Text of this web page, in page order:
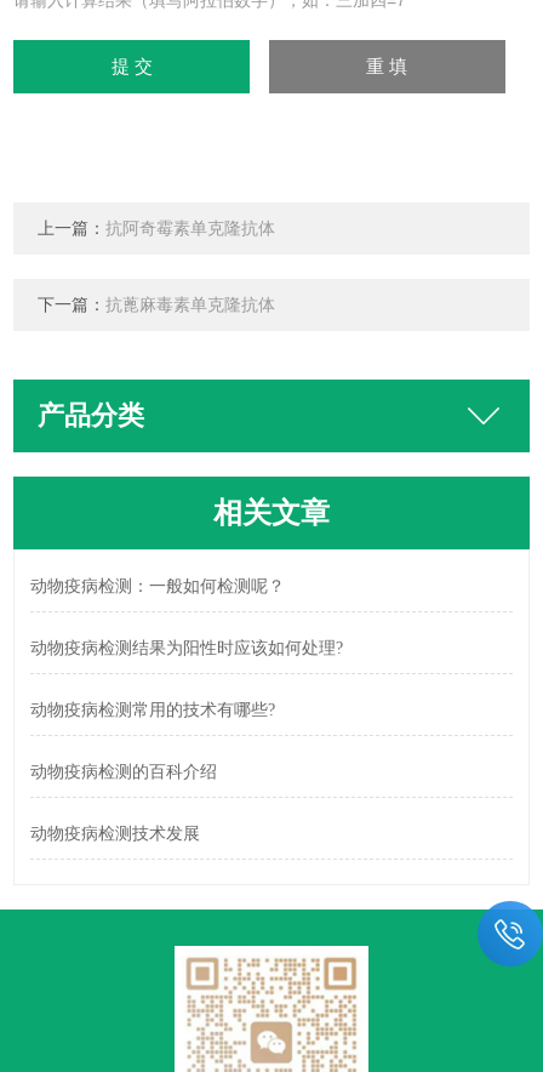
上一篇：抗阿奇霉素单克隆抗体
下一篇：抗蓖麻毒素单克隆抗体
产品分类
相关文章
动物疫病检测：一般如何检测呢？
动物疫病检测结果为阳性时应该如何处理?
动物疫病检测常用的技术有哪些?
动物疫病检测的百科介绍
动物疫病检测技术发展